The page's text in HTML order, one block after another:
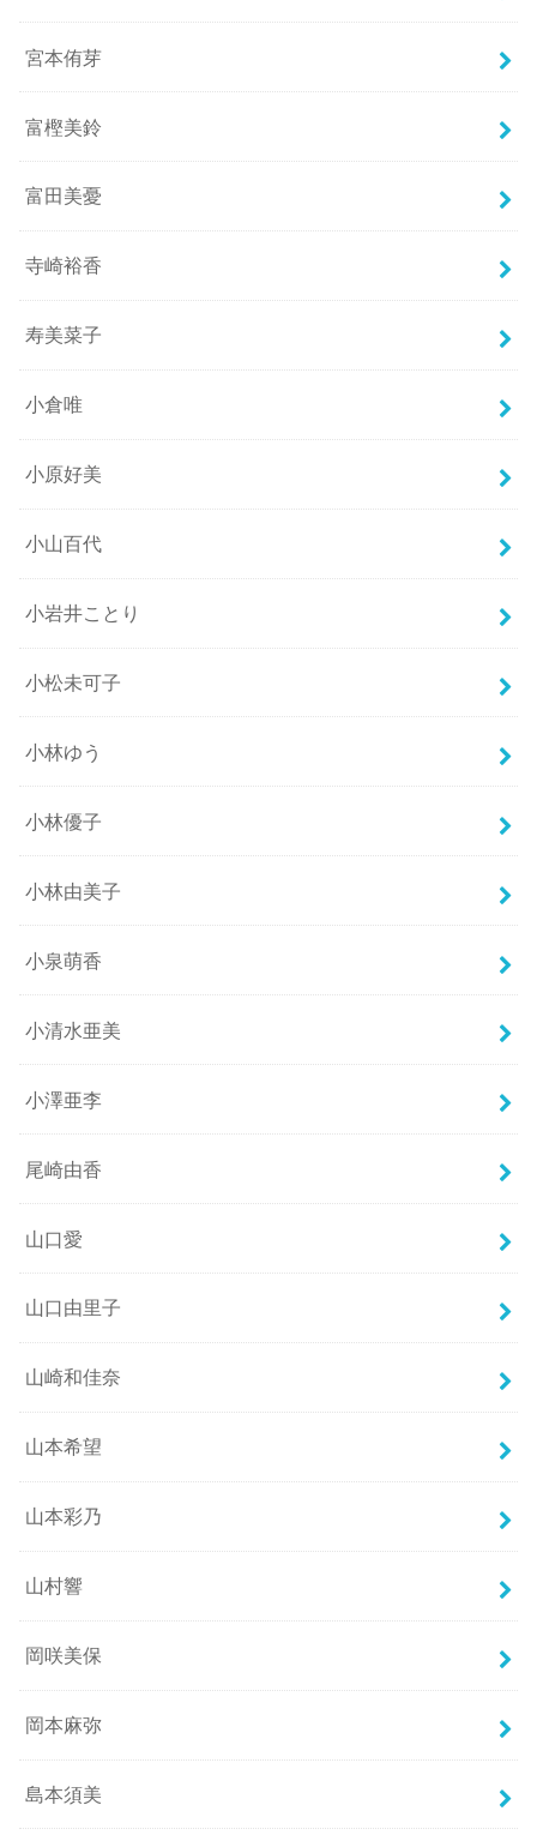
宮本侑芽
富樫美鈴
富田美憂
寺崎裕香
寿美菜子
小倉唯
小原好美
小山百代
小岩井ことり
小松未可子
小林ゆう
小林優子
小林由美子
小泉萌香
小清水亜美
小澤亜李
尾崎由香
山口愛
山口由里子
山崎和佳奈
山本希望
山本彩乃
山村響
岡咲美保
岡本麻弥
島本須美